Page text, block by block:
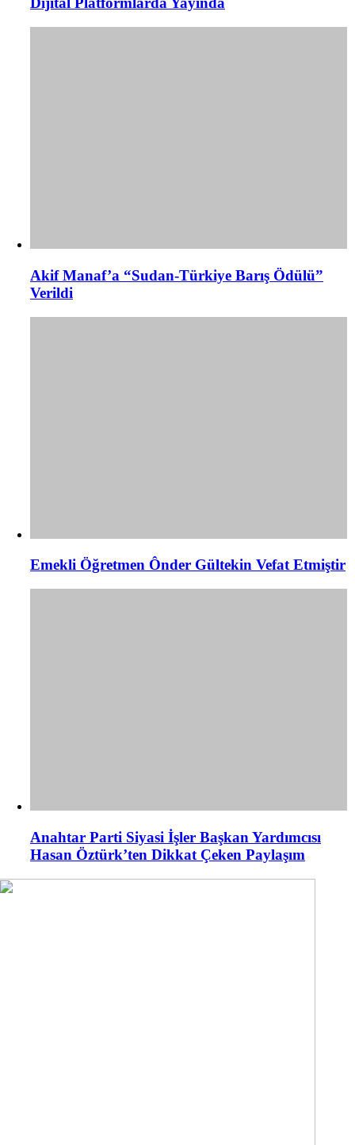
Akif Manaf’a “Sudan-Türkiye Barış Ödülü”
Verildi
Emekli Öğretmen Ônder Gültekin Vefat Etmiştir
Anahtar Parti Siyasi İşler Başkan Yardımcısı
Hasan Öztürk’ten Dikkat Çeken Paylaşım